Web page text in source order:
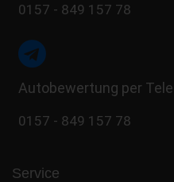
0157 - 849 157 78
Autobewertung per
0157 - 849 157 78
Service